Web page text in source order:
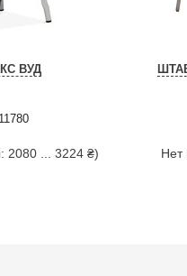
ВУД
2080 ... 3224 ₴) Нет